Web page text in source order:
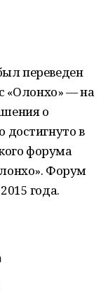
переведен
«Олонхо» — на
о
достигнуто в
форума
Форум
года.